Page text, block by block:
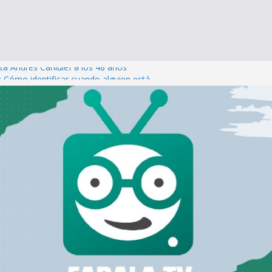
Andrés Caniulef a los 48 años
Cómo identificar cuando alguien está
de los enamorados: Cómo San Valentín
a quien está sin pareja
las uñas?
Cuando el dolor emocional se disfraza